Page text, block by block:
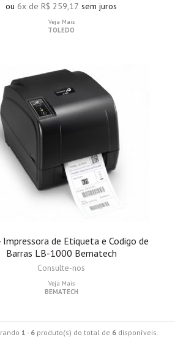
ou 6x de R$ 259,17 sem juros
Veja Mais
TOLEDO
Impressora de Etiqueta e Codigo de
Barras LB-1000 Bematech
Consulte-nos
Veja Mais
BEMATECH
1 - 6produto(s) do total de 6disponíveis.